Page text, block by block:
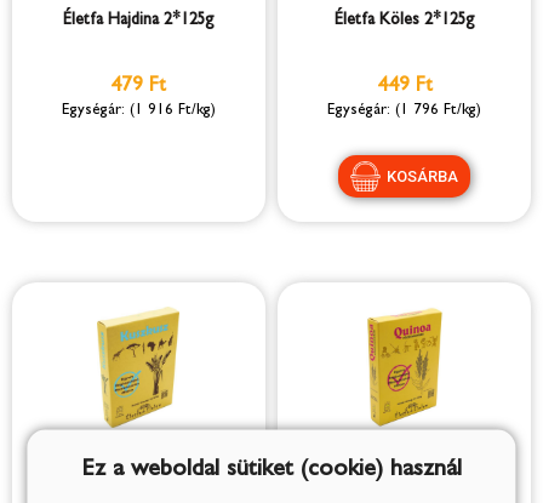
Életfa Hajdina 2*125g
479 Ft
(1 916 Ft/kg)
Életfa Köles 2*125g
449 Ft
(1 796 Ft/kg)
Életfa Kuszkusz 2*125g Életfa Quinoa 2*125g
Ez a weboldal sütiket (cookie) használ